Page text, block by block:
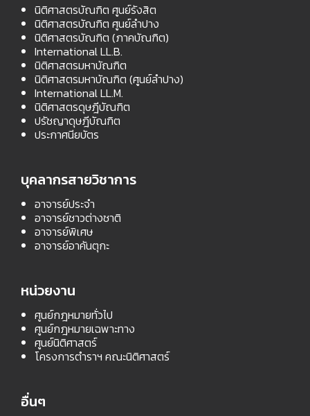
นิติศาสตรบัณฑิต ศูนย์รังสิต
นิติศาสตรบัณฑิต ศูนย์ลำปาง
นิติศาสตรบัณฑิต (ภาคบัณฑิต)
International LL.B.
นิติศาสตรมหาบัณฑิต
นิติศาสตรมหาบัณฑิต (ศูนย์ลำปาง)
International LL.M.
นิติศาสตรดุษฎีบัณฑิต
ปรัชญาดุษฎีบัณฑิต
ประกาศนียบัตร
บุคลากรสายวิชาการ
อาจารย์ประจำ
อาจารย์ชาวต่างชาติ
อาจารย์พิเศษ
อาจารย์อาคันตุกะ
หน่วยงาน
ศูนย์กฎหมายทั่วไป
ศูนย์กฎหมายเฉพาะทาง
ศูนย์นิติศาสตร์
โครงการตำราฯ คณะนิติศาสตร์
อื่นๆ